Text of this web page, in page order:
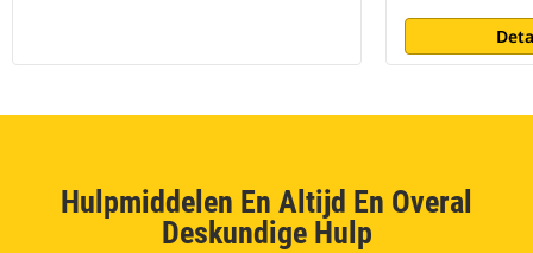
Hulpmiddelen En Altijd En Overal
Deskundige Hulp